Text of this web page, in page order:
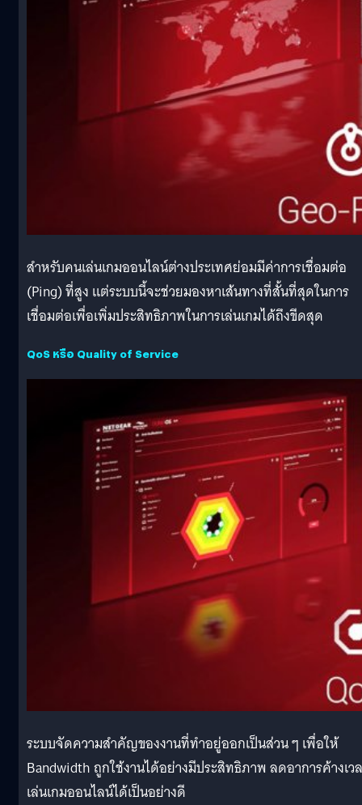
สำหรับคนเล่นเกมออนไลน์ต่างประเทศย่อมมีค่าการเชื่อมต่อ
(Ping) ที่สูง แต่ระบบนี้จะช่วยมองหาเส้นทางที่สั้นที่สุดในการ
เชื่อมต่อเพื่อเพิ่มประสิทธิภาพในการเล่นเกมได้ถึงขีดสุด
QoS หรือ Quality of Service
ระบบจัดความสำคัญของงานที่ทำอยู่ออกเป็นส่วน ๆ เพื่อให้
Bandwidth ถูกใช้งานได้อย่างมีประสิทธิภาพ ลดอาการค้างเว
เล่นเกมออนไลน์ได้เป็นอย่างดี